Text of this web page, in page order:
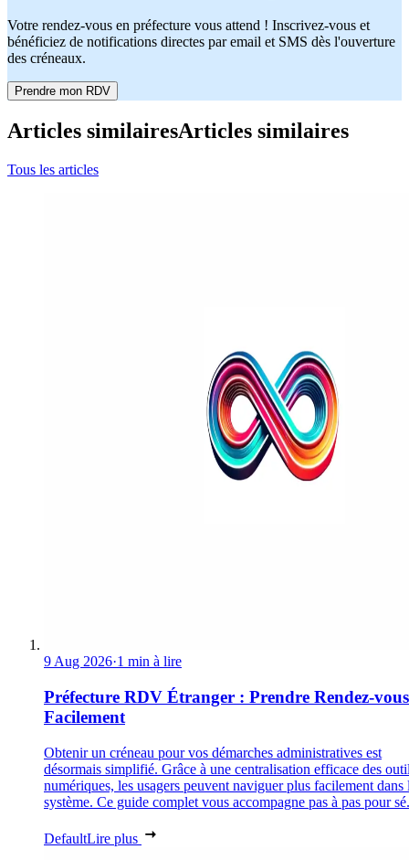
Votre rendez-vous en préfecture vous attend ! Inscrivez-vous et
bénéficiez de notifications directes par email et SMS dès l'ouverture
des créneaux.
Prendre mon RDV
Articles similairesArticles similaires
Tous les articles
9 Aug 2026·1 min à lire
Préfecture RDV Étranger : Prendre Rendez-vous
Facilement
Obtenir un créneau pour vos démarches administratives est
désormais simplifié. Grâce à une centralisation efficace des
numériques, les usagers peuvent naviguer plus facilement dans
système. Ce guide complet vous accompagne pas à pas pour
DefaultLire plus